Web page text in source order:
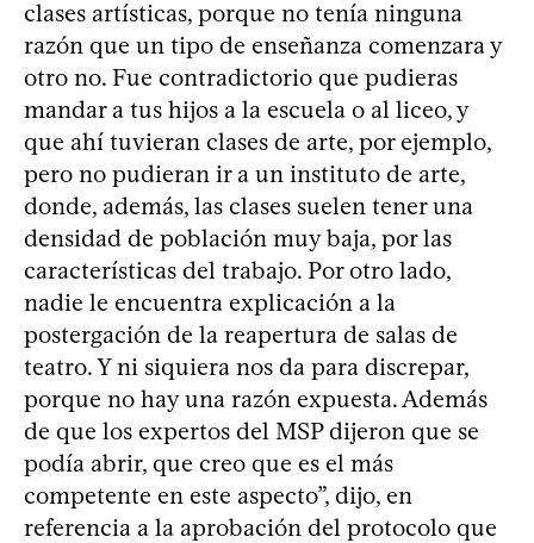
clases artísticas, porque no tenía ninguna
razón que un tipo de enseñanza comenzara y
otro no. Fue contradictorio que pudieras
mandar a tus hijos a la escuela o al liceo, y
que ahí tuvieran clases de arte, por ejemplo,
pero no pudieran ir a un instituto de arte,
donde, además, las clases suelen tener una
densidad de población muy baja, por las
características del trabajo. Por otro lado,
nadie le encuentra explicación a la
postergación de la reapertura de salas de
teatro. Y ni siquiera nos da para discrepar,
porque no hay una razón expuesta. Además
de que los expertos del MSP dijeron que se
podía abrir, que creo que es el más
competente en este aspecto”, dijo, en
referencia a la aprobación del protocolo que